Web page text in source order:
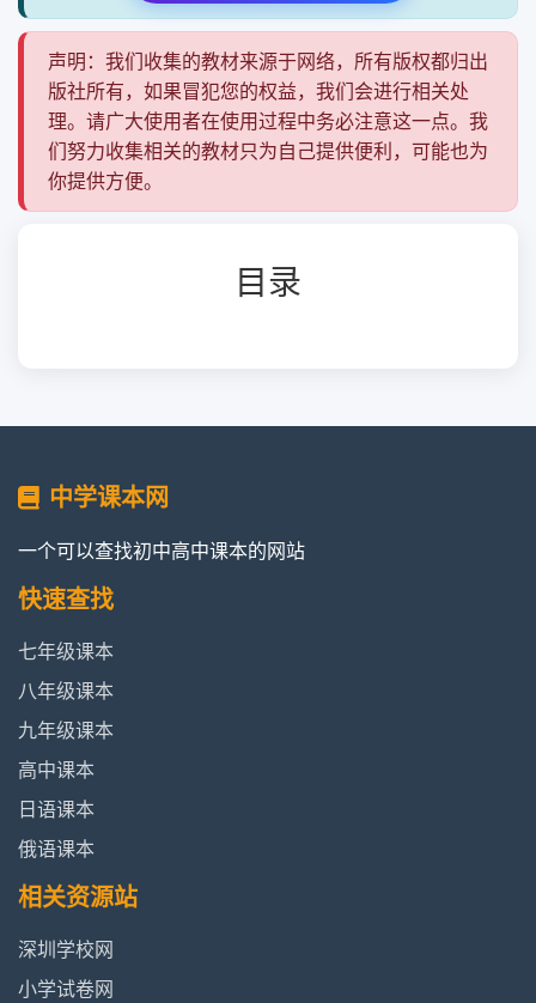
声明：我们收集的教材来源于网络，所有版权都归出
版社所有，如果冒犯您的权益，我们会进行相关处
理。请广大使用者在使用过程中务必注意这一点。我
们努力收集相关的教材只为自己提供便利，可能也为
你提供方便。
目录
中学课本网
一个可以查找初中高中课本的网站
快速查找
七年级课本
八年级课本
九年级课本
高中课本
日语课本
俄语课本
相关资源站
深圳学校网
小学试卷网